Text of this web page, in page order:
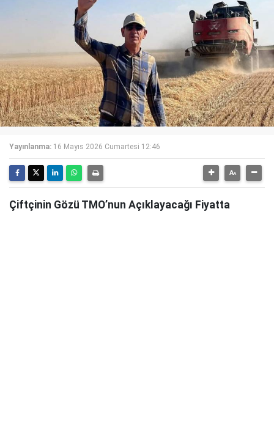
Yayınlanma: 16 Mayıs 2026 Cumartesi 12:46
Çiftçinin Gözü TMO’nun Açıklayacağı Fiyatta